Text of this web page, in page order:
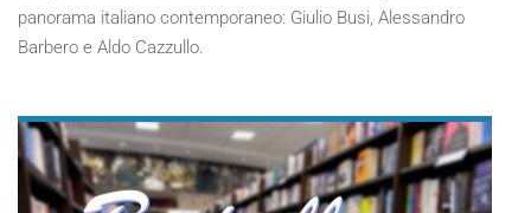
panorama italiano contemporaneo: Giulio Busi, Alessandro
Barbero e Aldo Cazzullo.